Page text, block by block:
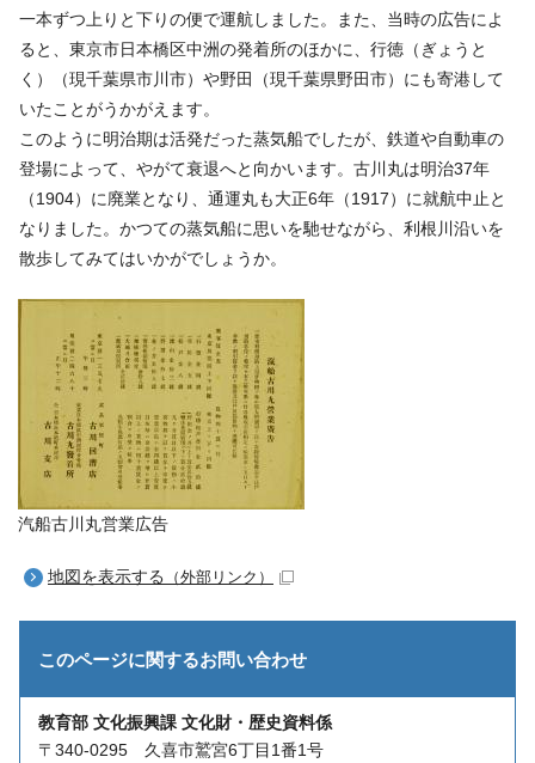
一本ずつ上りと下りの便で運航しました。また、当時の広告によ
ると、東京市日本橋区中洲の発着所のほかに、行徳（ぎょうと
く）（現千葉県市川市）や野田（現千葉県野田市）にも寄港して
いたことがうかがえます。
このように明治期は活発だった蒸気船でしたが、鉄道や自動車の
登場によって、やがて衰退へと向かいます。古川丸は明治37年
（1904）に廃業となり、通運丸も大正6年（1917）に就航中止と
なりました。かつての蒸気船に思いを馳せながら、利根川沿いを
散歩してみてはいかがでしょうか。
汽船古川丸営業広告
地図を表示する （外部リンク）
このページに関するお問い合わせ
教育部 文化振興課 文化財・歴史資料係
〒340-0295 久喜市鷲宮6丁目1番1号